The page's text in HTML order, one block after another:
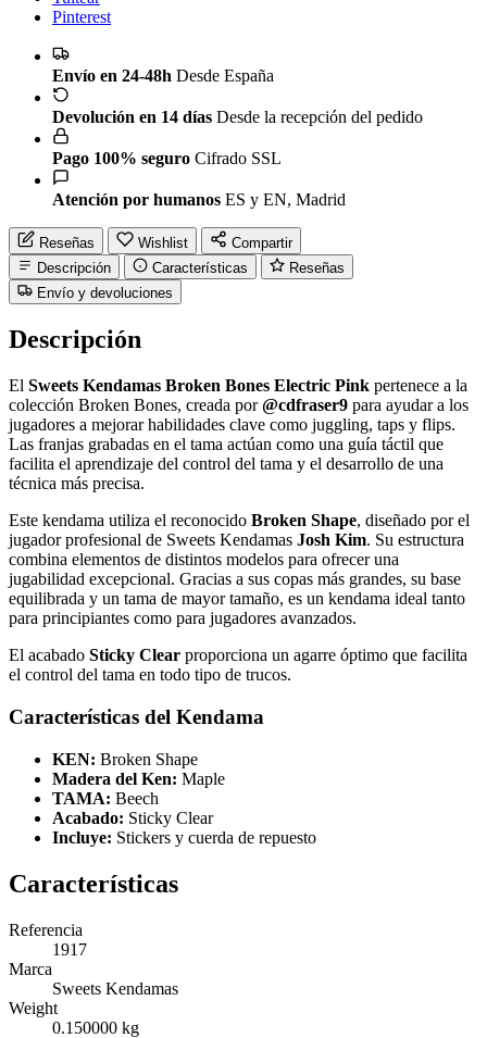
Pinterest
Envío en 24-48h Desde España
Devolución en 14 días Desde la recepción del pedido
Pago 100% seguro Cifrado SSL
Atención por humanos ES y EN, Madrid
Reseñas Wishlist
Compartir
Descripción
Características
Reseñas
Envío y devoluciones
Descripción
El Sweets Kendamas Broken Bones Electric Pink pertenece a la
colección Broken Bones, creada por@cdfraser9 para ayudar a los
jugadores a mejorar habilidades clave como juggling, taps y flips.
Las franjas grabadas en el tama actúan como una guía táctil que
facilita el aprendizaje del control del tama y el desarrollo de una
técnica más precisa.
Este kendama utiliza el reconocido Broken Shape, diseñado por el
jugador profesional de Sweets Kendamas Josh Kim. Su estructura
combina elementos de distintos modelos para ofrecer una
jugabilidad excepcional. Gracias a sus copas más grandes, su base
equilibrada y un tama de mayor tamaño, es un kendama ideal tanto
para principiantes como para jugadores avanzados.
El acabado Sticky Clear proporciona un agarre óptimo que facilita
el control del tama en todo tipo de trucos.
Características del Kendama
KEN: Broken Shape
Madera del Ken: Maple
TAMA: Beech
Acabado: Sticky Clear
Incluye: Stickers y cuerda de repuesto
Características
Referencia
1917
Marca
Sweets Kendamas
Weight
0.150000 kg